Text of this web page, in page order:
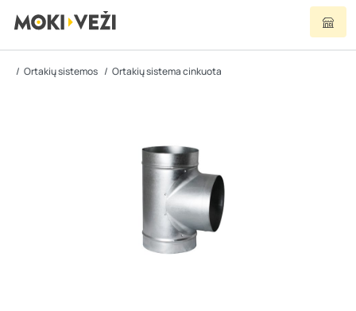
Ortakių sistemos Ortakių sistema cinkuota